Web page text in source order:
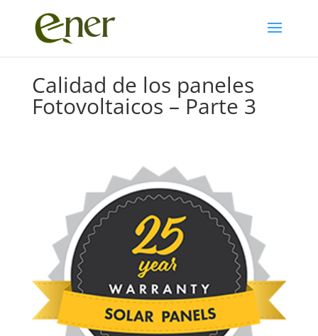
Calidad de los paneles
Fotovoltaicos – Parte 3